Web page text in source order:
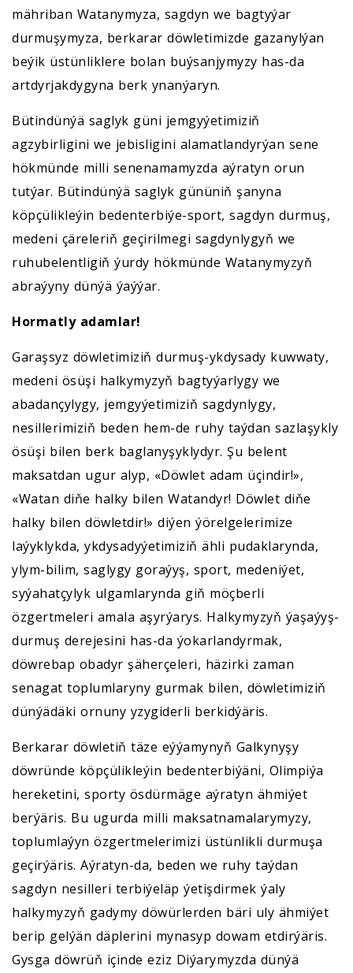
mähriban Watanymyza, sagdyn we bagtyýar
durmuşymyza, berkarar döwletimizde gazanylýan
beýik üstünliklere bolan buýsanjymyzy has-da
artdyrjakdygyna berk ynanýaryn.
Bütindünýä saglyk güni jemgyýetimiziň
agzybirligini we jebisligini alamatlandyrýan sene
hökmünde milli senenamamyzda aýratyn orun
tutýar. Bütindünýä saglyk gününiň şanyna
köpçülikleýin bedenterbiýe-sport, sagdyn durmuş,
medeni çäreleriň geçirilmegi sagdynlygyň we
ruhubelentligiň ýurdy hökmünde Watanymyzyň
abraýyny dünýä ýaýýar.
Hormatly adamlar!
Garaşsyz döwletimiziň durmuş-ykdysady kuwwaty,
medeni ösüşi halkymyzyň bagtyýarlygy we
abadançylygy, jemgyýetimiziň sagdynlygy,
nesillerimiziň beden hem-de ruhy taýdan sazlaşykly
ösüşi bilen berk baglanyşyklydyr. Şu belent
maksatdan ugur alyp, «Döwlet adam üçindir!»,
«Watan diňe halky bilen Watandyr! Döwlet diňe
halky bilen döwletdir!» diýen ýörelgelerimize
laýyklykda, ykdysadyýetimiziň ähli pudaklarynda,
ylym-bilim, saglygy goraýyş, sport, medeniýet,
syýahatçylyk ulgamlarynda giň möçberli
özgertmeleri amala aşyrýarys. Halkymyzyň ýaşaýyş-
durmuş derejesini has-da ýokarlandyrmak,
döwrebap obadyr şäherçeleri, häzirki zaman
senagat toplumlaryny gurmak bilen, döwletimiziň
dünýädäki ornuny yzygiderli berkidýäris.
Berkarar döwletiň täze eýýamynyň Galkynyşy
döwründe köpçülikleýin bedenterbiýäni, Olimpiýa
hereketini, sporty ösdürmäge aýratyn ähmiýet
berýäris. Bu ugurda milli maksatnamalarymyzy,
toplumlaýyn özgertmelerimizi üstünlikli durmuşa
geçirýäris. Aýratyn-da, beden we ruhy taýdan
sagdyn nesilleri terbiýeläp ýetişdirmek ýaly
halkymyzyň gadymy döwürlerden bäri uly ähmiýet
berip gelýän däplerini mynasyp dowam etdirýäris.
Gysga döwrüň içinde eziz Diýarymyzda dünýä